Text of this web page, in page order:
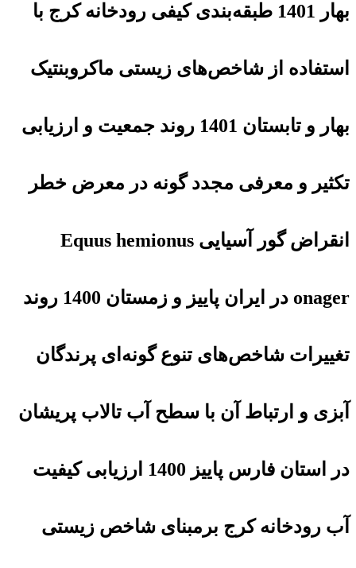
بهار 1401 طبقه‌بندی کیفی رودخانه کرج با
استفاده از شاخص‌های زیستی ماکروبنتیک
بهار و تابستان 1401 روند جمعیت و ارزیابی
تکثیر و معرفی مجدد گونه در معرض خطر
انقراض گور آسیایی Equus hemionus
onager در ایران پاییز و زمستان 1400 روند
تغییرات شاخص‌های تنوع گونه‌‎ای پرندگان
آبزی و ارتباط آن با سطح آب تالاب پریشان
در استان فارس پاییز 1400 ارزیابی کیفیت
آب رودخانه کرج برمبنای شاخص زیستی